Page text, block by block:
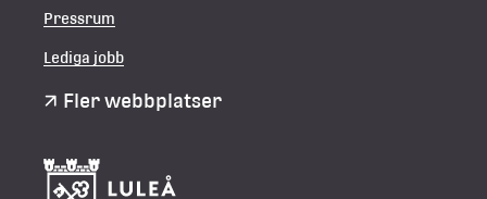
Pressrum
Lediga jobb
Fler webbplatser